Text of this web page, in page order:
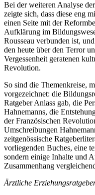
Bei der weiteren Analyse
zeigte sich, dass diese eng
einen Seite mit der
Aufklärung im
Rousseau verbunden ist,
den heute über den Terror
Vergessenheit geratenen
Revolution.
So sind die Themenkreise,
vorgezeichnet: die
Ratgeber Anlass gab, die
Hahnemanns, die
der Französischen
Umschreibungen
zeitgenössische
vorliegenden Buches, eine
sondern einige Inhalte und
Zusammenhang
Ärztliche